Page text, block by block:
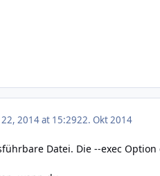
2014 at 15:2922. Okt 2014
Datei. Die --exec